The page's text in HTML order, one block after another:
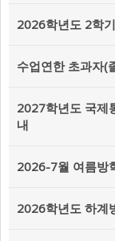
2026학년도 2학
수업연한 초과자(
2027학년도 국제
내
2026-7월 여름방
2026학년도 하계